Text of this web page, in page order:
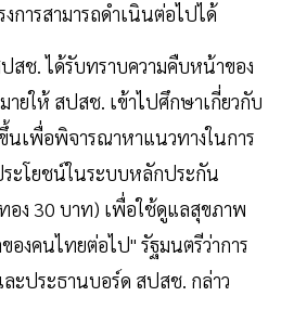
การสามารถดำเนินต่อไปได้
สช. ได้รับทราบความคืบหน้าของ
ายให้ สปสช. เข้าไปศึกษาเกี่ยวกับ
นเพื่อพิจารณาหาแนวทางในการ
ะโยชน์ในระบบหลักประกัน
อง 30 บาท) เพื่อใช้ดูแลสุขภาพ
องคนไทยต่อไป" รัฐมนตรีว่าการ
ะประธานบอร์ด สปสช. กล่าว